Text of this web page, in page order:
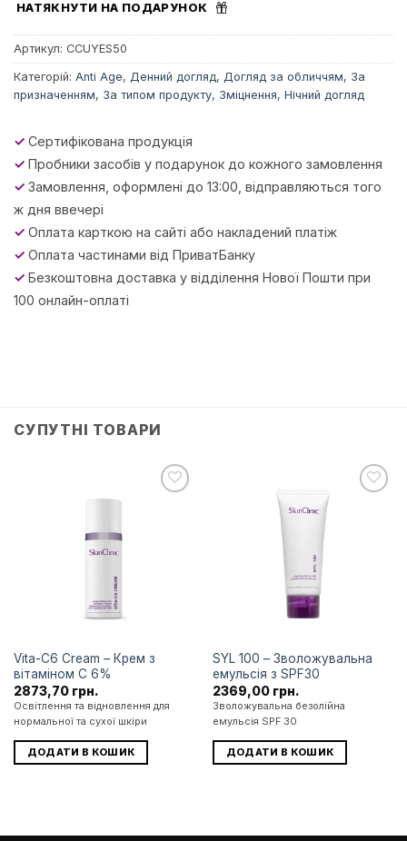
НАТЯКНУТИ НА ПОДАРУНОК
Артикул: CCUYES50
Категорій: Anti Age, Денний догляд, Догляд за обличчям, За
призначенням, За типом продукту, Зміцнення, Нічний догляд
✓ Сертифікована продукція
✓ Пробники засобів у подарунок до кожного замовлення
✓ Замовлення, оформлені до 13:00, відправляються того
ж дня ввечері
✓ Оплата карткою на сайті або накладений платіж
✓ Оплата частинами від ПриватБанку
✓ Безкоштовна доставка у відділення Нової Пошти при
100 онлайн-оплаті
СУПУТНІ ТОВАРИ
Vita-C6 Cream – Крем з
вітаміном С 6%
2873,70 грн.
Освітлення та відновлення для
нормальної та сухої шкіри
ДОДАТИ В КОШИК
SYL 100 – Зволожувальна
емульсія з SPF30
2369,00 грн.
Зволожувальна безолійна
емульсія SPF 30
ДОДАТИ В КОШИК